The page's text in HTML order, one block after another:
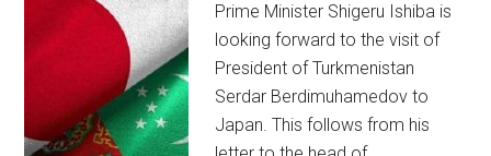
Prime Minister Shigeru Ishiba is
looking forward to the visit of
President of Turkmenistan
Serdar Berdimuhamedov to
Japan. This follows from his